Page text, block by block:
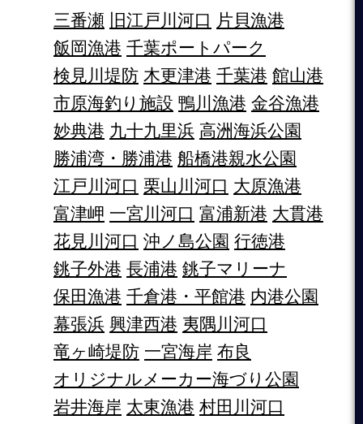
三番瀬 旧江戸川河口 片貝漁港
飯岡漁港 千葉ポートパーク
検見川堤防 木更津港 千葉港 館山港
市原海釣り施設 鴨川漁港 金谷漁港
妙典港 九十九里浜 高洲海浜公園
勝浦湾・勝浦港 船橋港親水公園
江戸川河口 栗山川河口 大原漁港
富津岬 一宮川河口 富浦新港 大貫港
花見川河口 沖ノ島公園 行徳港
銚子外港 長浦港 銚子マリーナ
保田漁港 千倉港・平館港 内港公園
幕張浜 興津西港 夷隅川河口
竜ヶ崎堤防 一宮海岸 布良
オリジナルメーカー海づり公園
岩井海岸 太東漁港 村田川河口